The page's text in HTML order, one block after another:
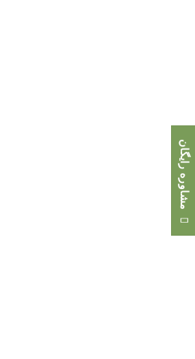
مشاوره رایگان